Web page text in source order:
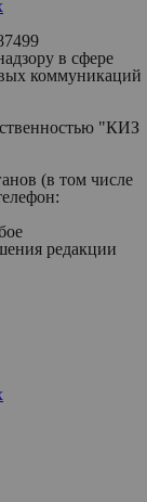
в сфере
коммуникаций
"КИЗ
(в том числе
редакции